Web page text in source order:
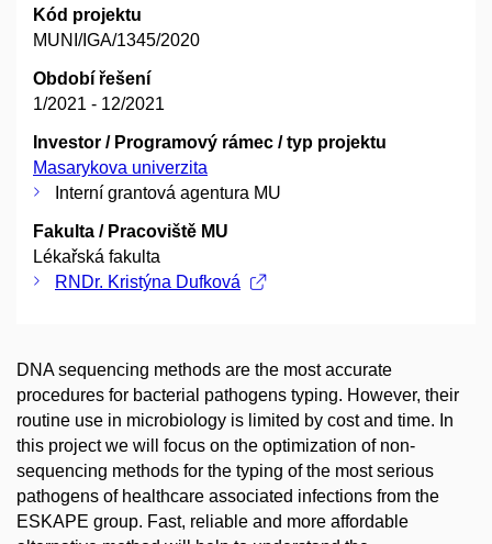
Kód projektu
MUNI/IGA/1345/2020
Období řešení
1/2021 - 12/2021
Investor / Programový rámec / typ projektu
Masarykova univerzita
Interní grantová agentura MU
Fakulta / Pracoviště MU
Lékařská fakulta
RNDr. Kristýna Dufková
DNA sequencing methods are the most accurate
procedures for bacterial pathogens typing. However, their
routine use in microbiology is limited by cost and time. In
this project we will focus on the optimization of non-
sequencing methods for the typing of the most serious
pathogens of healthcare associated infections from the
ESKAPE group. Fast, reliable and more affordable